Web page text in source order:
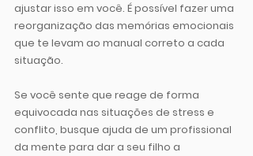
ajustar isso em você. É possível fazer uma
reorganização das memórias emocionais
que te levam ao manual correto a cada
situação.
Se você sente que reage de forma
equivocada nas situações de stress e
conflito, busque ajuda de um profissional
da mente para dar a seu filho a